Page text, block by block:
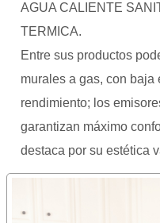
AGUA CALIENTE
TERMICA.
Entre sus productos
murales a gas, con baja
rendimiento; los
garantizan máximo
destaca por su estética